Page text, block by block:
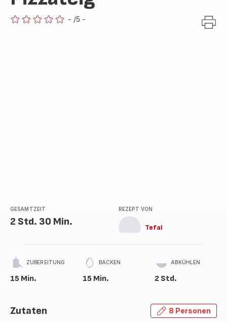
- /5 -
GESAMTZEIT
2 Std. 30 Min.
REZEPT VON
Tefal
ZUBEREITUNG
15 Min.
BACKEN
15 Min.
ABKÜHLEN
2 Std.
Zutaten 8 Personen